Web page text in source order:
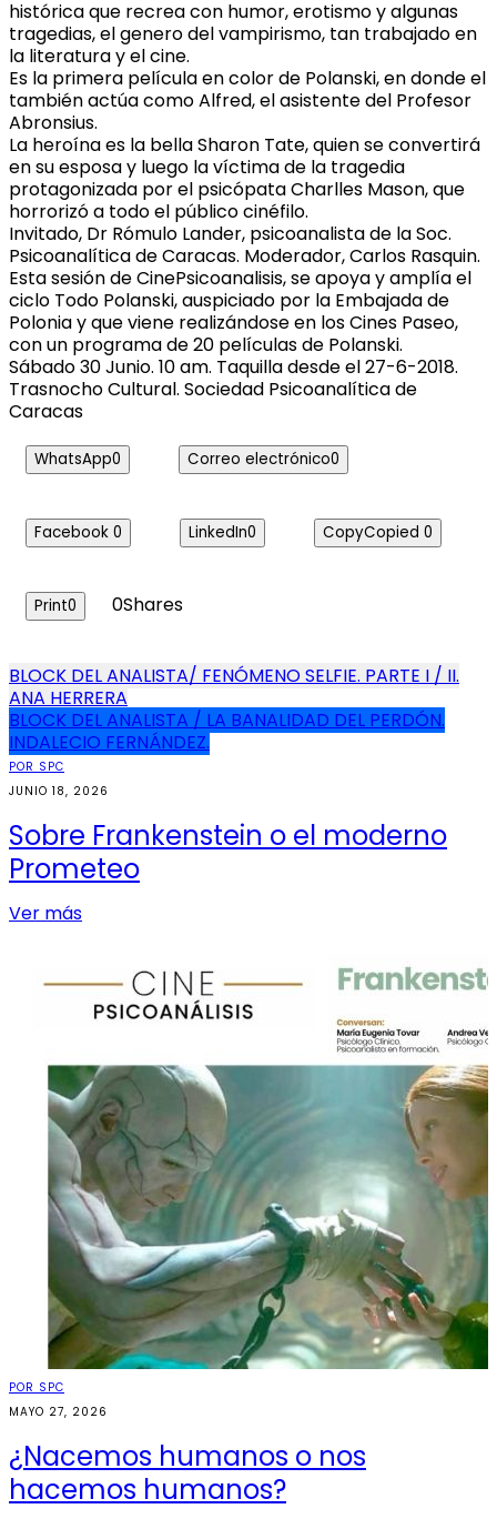
histórica que recrea con humor, erotismo y algunas
tragedias, el genero del vampirismo, tan trabajado en
la literatura y el cine.
Es la primera película en color de Polanski, en donde el
también actúa como Alfred, el asistente del Profesor
Abronsius.
La heroína es la bella Sharon Tate, quien se convertirá
en su esposa y luego la víctima de la tragedia
protagonizada por el psicópata Charlles Mason, que
horrorizó a todo el público cinéfilo.
Invitado, Dr Rómulo Lander, psicoanalista de la Soc.
Psicoanalítica de Caracas. Moderador, Carlos Rasquin.
Esta sesión de CinePsicoanalisis, se apoya y amplía el
ciclo Todo Polanski, auspiciado por la Embajada de
Polonia y que viene realizándose en los Cines Paseo,
con un programa de 20 películas de Polanski.
Sábado 30 Junio. 10 am. Taquilla desde el 27-6-2018.
Trasnocho Cultural. Sociedad Psicoanalítica de
Caracas
WhatsApp0 Correo electrónico0
Facebook 0 LinkedIn0 CopyCopied 0
Print0 0Shares
Navegación
de
entradas
BLOCK DEL ANALISTA/ FENÓMENO SELFIE. PARTE I / II.
ANA HERRERA
BLOCK DEL ANALISTA / LA BANALIDAD DEL PERDÓN.
INDALECIO FERNÁNDEZ.
POR SPC
JUNIO 18, 2026
Sobre Frankenstein o el moderno
Prometeo
Ver más
POR SPC
MAYO 27, 2026
¿Nacemos humanos o nos
hacemos humanos?